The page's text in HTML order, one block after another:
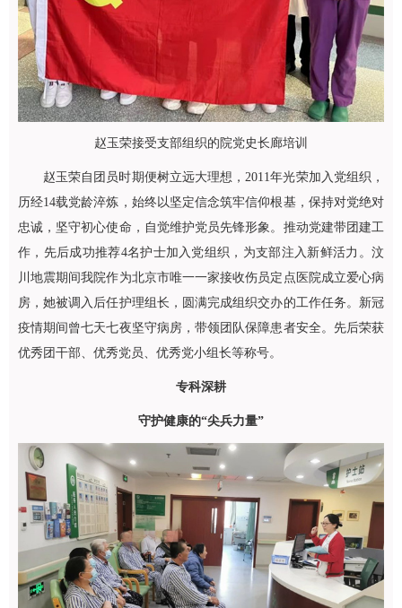
赵玉荣接受支部组织的院党史长廊培训
赵玉荣自团员时期便树立远大理想，2011年光荣加入党组织，
历经14载党龄淬炼，始终以坚定信念筑牢信仰根基，保持对党绝对
忠诚，坚守初心使命，自觉维护党员先锋形象。推动党建带团建工
作，先后成功推荐4名护士加入党组织，为支部注入新鲜活力。汶
川地震期间我院作为北京市唯一一家接收伤员定点医院成立爱心病
房，她被调入后任护理组长，圆满完成组织交办的工作任务。新冠
疫情期间曾七天七夜坚守病房，带领团队保障患者安全。先后荣获
优秀团干部、优秀党员、优秀党小组长等称号。
专科深耕
守护健康的“尖兵力量”